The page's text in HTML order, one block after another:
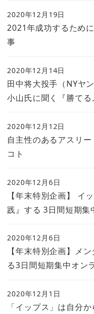
2021年成功するため
事
2020年12月19日
田中将大投手（NYヤ
小山氏に聞く『勝てる
2020年12月14日
自主性のあるアスリ
コト
2020年12月12日
【年末特別企画】 イ
践』する 3日間短期集
2020年12月6日
【年末特別企画】メ
る3日間短期集中オン
2020年12月6日
「イップス」は自分
2020年12月1日